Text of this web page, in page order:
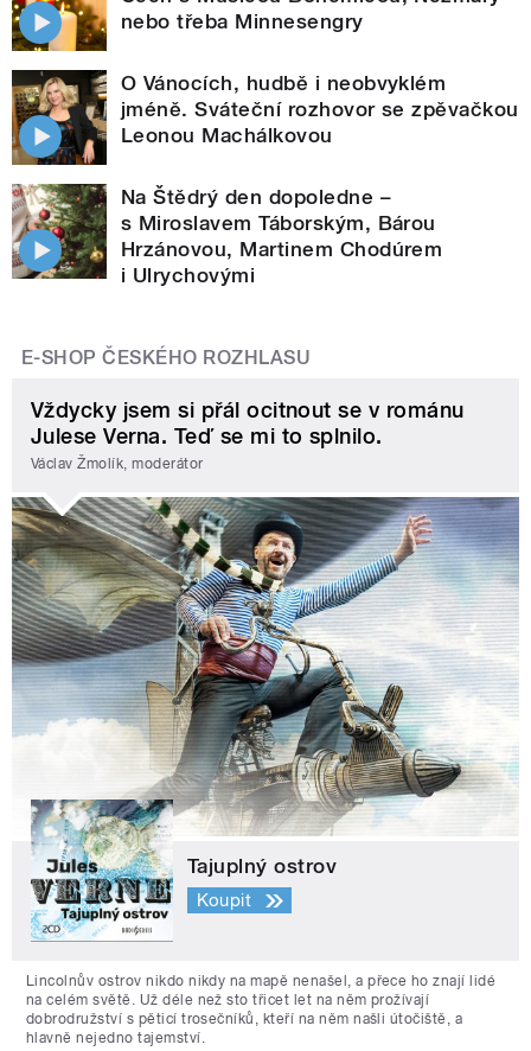
nebo třeba Minnesengry
O Vánocích, hudbě i neobvyklém
jméně. Sváteční rozhovor se zpěvačkou
Leonou Machálkovou
Na Štědrý den dopoledne –
s Miroslavem Táborským, Bárou
Hrzánovou, Martinem Chodúrem
i Ulrychovými
E-SHOP ČESKÉHO ROZHLASU
Vždycky jsem si přál ocitnout se v románu
Julese Verna. Teď se mi to splnilo.
Václav Žmolík, moderátor
Tajuplný ostrov
Koupit
Lincolnův ostrov nikdo nikdy na mapě nenašel, a přece ho znají lidé
na celém světě. Už déle než sto třicet let na něm prožívají
dobrodružství s pěticí trosečníků, kteří na něm našli útočiště, a
hlavně nejedno tajemství.